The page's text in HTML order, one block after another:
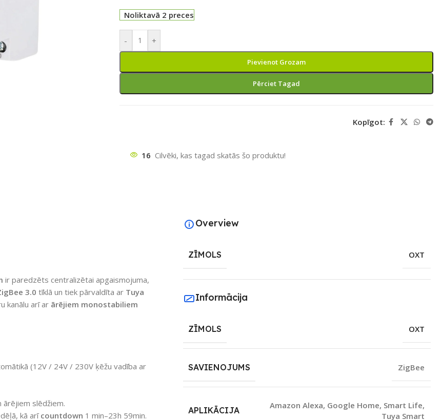
Noliktavā 2 preces
- +
Pievienot Grozam
Pērciet Tagad
Kopīgot:
16 Cilvēki, kas tagad skatās šo produktu!
ir paredzēts centralizētai apgaismojuma,
3.0 tīklā un tiek pārvaldīta ar Tuya
kanālu arī ar ārējiem monostabiliem
(12V / 24V / 230V ķēžu vadība ar
ārējiem slēdžiem.
kā arīcountdown 1 min–23h 59min.
Overview
ZĪMOLS OXT
Informācija
ZĪMOLS OXT
SAVIENOJUMS ZigBee
APLIKĀCIJA
Amazon Alexa, Google Home, Smart Life,
Tuya Smart